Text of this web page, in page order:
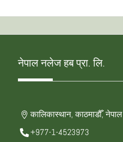
नेपाल नलेज हब प्रा. लि.
कालिकास्थान, काठमाडौँ, नेपाल
+977-1-4523973